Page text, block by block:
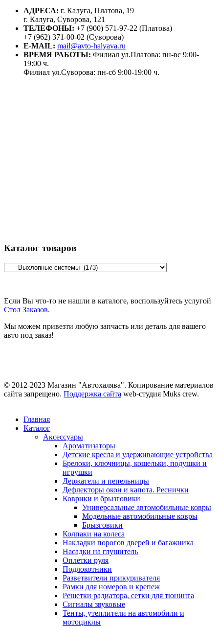
АДРЕСА: г. Калуга, Платова, 19
г. Калуга, Суворова, 121
ТЕЛЕФОНЫ: +7 (900) 571-97-22 (Платова)
+7 (962) 371-00-02 (Суворова)
E-MAIL: mail@avto-halyava.ru
ВРЕМЯ РАБОТЫ: Филиал ул.Платова: пн-вс 9:00-
19:00 ч.
Филиал ул.Суворова: пн-сб 9:00-19:00 ч.
Каталог товаров
Если Вы что-то не нашли в каталоге, воспользуйтесь услугой
Стол Заказов.
Мы можем привезти любую запчасть или деталь для вашего
авто под заказ!
© 2012-2023 Магазин "Автохалява". Копирование материалов
сайта запрещено. Поддержка сайта web-студия Muks crew.
Главная
Каталог
Аксессуары
Ароматизаторы
Детские кресла и удерживающие устройства
Брелоки, ключницы, кошельки, подушки и
игрушки
Держатели и пепельницы
Дефлекторы окон и капота. Реснички
Коврики и брызговики
Универсальные автомобильные ковры
Модельные автомобильные ковры
Брызговики
Колпаки на колеса
Накладки порогов дверей и багажника
Насадки на глушитель
Оплетки руля
Подлокотники
Разветвители прикуривателя
Рамки для номеров и крепеж
Решетки радиатора, сетки для тюнинга
Сигналы звуковые
Тенты, утеплители на автомобили и
мотоциклы